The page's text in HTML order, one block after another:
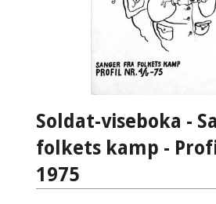
Soldat-viseboka -
folkets kamp -
1975